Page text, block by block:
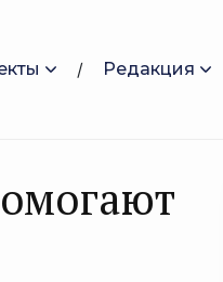
Редакция